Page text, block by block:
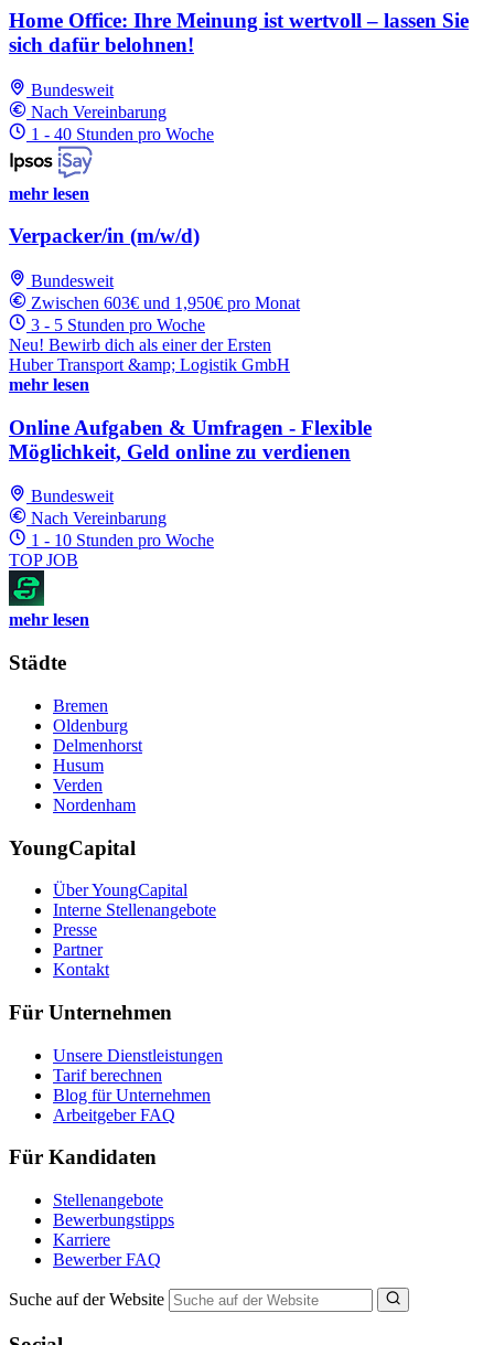
Home Office: Ihre Meinung ist wertvoll – lassen Sie
sich dafür belohnen!
Bundesweit
Nach Vereinbarung
1 - 40 Stunden pro Woche
mehr lesen
Verpacker/in (m/w/d)
Bundesweit
Zwischen 603€ und 1,950€ pro Monat
3 - 5 Stunden pro Woche
Neu! Bewirb dich als einer der Ersten
Huber Transport &amp; Logistik GmbH
mehr lesen
Online Aufgaben & Umfragen - Flexible
Möglichkeit, Geld online zu verdienen
Bundesweit
Nach Vereinbarung
1 - 10 Stunden pro Woche
TOP JOB
mehr lesen
Städte
Bremen
Oldenburg
Delmenhorst
Husum
Verden
Nordenham
YoungCapital
Über YoungCapital
Interne Stellenangebote
Presse
Partner
Kontakt
Für Unternehmen
Unsere Dienstleistungen
Tarif berechnen
Blog für Unternehmen
Arbeitgeber FAQ
Für Kandidaten
Stellenangebote
Bewerbungstipps
Karriere
Bewerber FAQ
Suche auf der Website